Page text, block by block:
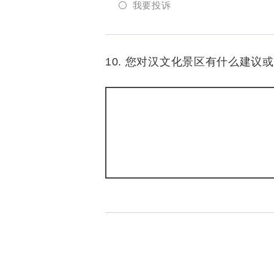
我要投诉
10. 您对汉文化景区有什么建议